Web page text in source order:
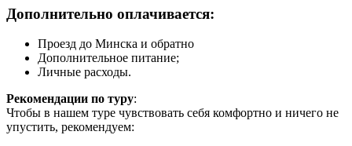
Дополнительно оплачивается:
Проезд до Минска и обратно
Дополнительное питание;
Личные расходы.
Рекомендации по туру:
Чтобы в нашем туре чувствовать себя комфортно и ничего не
упустить, ре­ко­мен­ду­ем: